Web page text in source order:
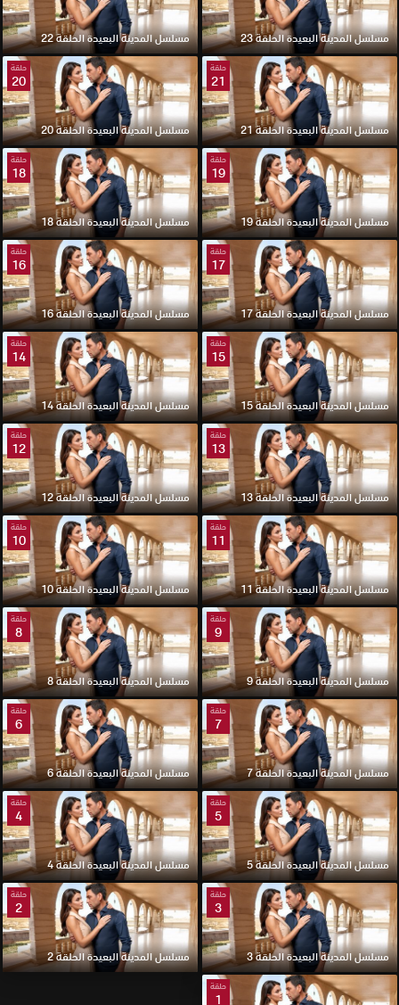
مسلسل المدينة البعيدة الحلقة 23 مسلسل المدينة البعيدة الحلقة 22
حلقة
21
مسلسل المدينة البعيدة الحلقة 21
حلقة
20
مسلسل المدينة البعيدة الحلقة 20
حلقة
19
مسلسل المدينة البعيدة الحلقة 19
حلقة
18
مسلسل المدينة البعيدة الحلقة 18
حلقة
17
مسلسل المدينة البعيدة الحلقة 17
حلقة
16
مسلسل المدينة البعيدة الحلقة 16
حلقة
15
مسلسل المدينة البعيدة الحلقة 15
حلقة
14
مسلسل المدينة البعيدة الحلقة 14
حلقة
13
مسلسل المدينة البعيدة الحلقة 13
حلقة
12
مسلسل المدينة البعيدة الحلقة 12
حلقة
11
مسلسل المدينة البعيدة الحلقة 11
حلقة
10
مسلسل المدينة البعيدة الحلقة 10
حلقة
9
مسلسل المدينة البعيدة الحلقة 9
حلقة
8
مسلسل المدينة البعيدة الحلقة 8
حلقة
7
مسلسل المدينة البعيدة الحلقة 7
حلقة
6
مسلسل المدينة البعيدة الحلقة 6
حلقة
5
مسلسل المدينة البعيدة الحلقة 5
حلقة
4
مسلسل المدينة البعيدة الحلقة 4
حلقة
3
مسلسل المدينة البعيدة الحلقة 3
حلقة
2
مسلسل المدينة البعيدة الحلقة 2
حلقة
1